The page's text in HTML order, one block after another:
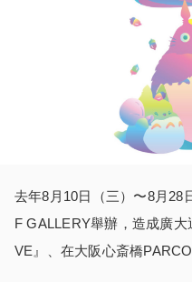
去年8月10日（三）〜8月28
F GALLERY舉辦，造成廣
VE』、在大阪心斎橋